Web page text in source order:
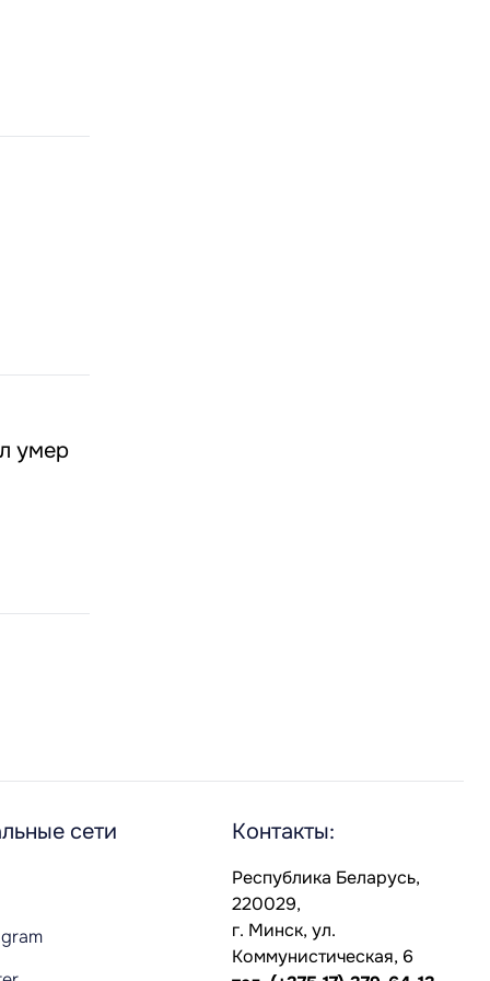
умер
сети Контакты:
Республика Беларусь,
220029,
г. Минск, ул.
Коммунистическая, 6